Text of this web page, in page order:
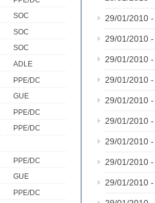
SOC
SOC
SOC
ADLE
PPE/DC
GUE
PPE/DC
PPE/DC
PPE/DC
GUE
PPE/DC
29/01/2010 -
29/01/2010 -
29/01/2010 -
29/01/2010 -
29/01/2010 -
29/01/2010 -
29/01/2010 -
29/01/2010 -
29/01/2010 -